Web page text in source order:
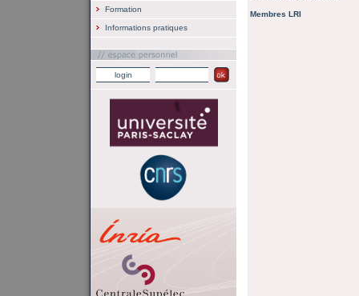
Formation
Informations pratiques
Membres LRI